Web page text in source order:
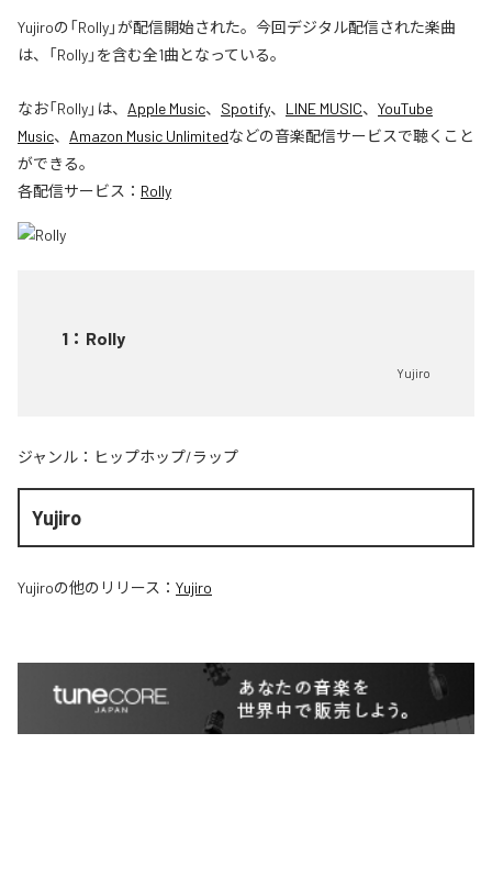
Yujiroの「Rolly」が配信開始された。今回デジタル配信された楽曲
は、「Rolly」を含む全1曲となっている。
なお「Rolly」は、 Apple Music、 Spotify、 LINE MUSIC、 YouTube
Music、 Amazon Music Unlimitedなどの音楽配信サービスで聴くこと
ができる。
各配信サービス： Rolly
1 ： Rolly
Yujiro
ジャンル： ヒップホップ/ラップ
Yujiro
Yujiroの他のリリース： Yujiro